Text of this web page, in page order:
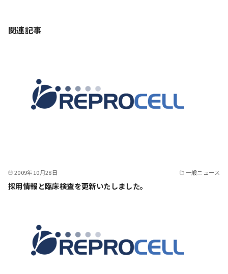
関連記事
2009年10月28日 一般ニュース
採用情報と臨床検査を更新いたしました。